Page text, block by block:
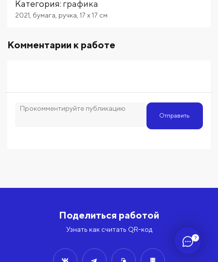
?
Категория: графика
2021 бумага ручка 17 x 17 см
Комментарии к работе
Отправить
Поделиться работой
Узнать как считать QR-код